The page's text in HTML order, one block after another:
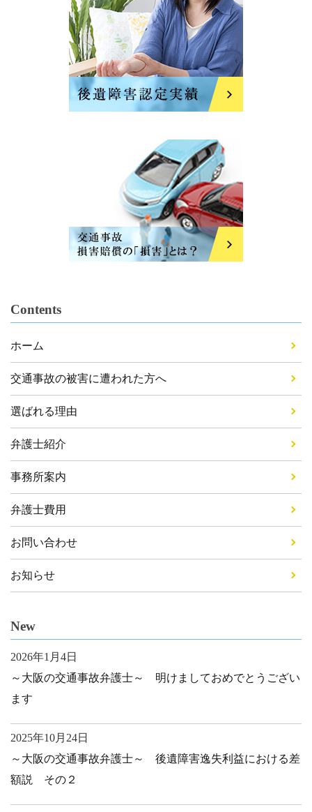
Contents
ホーム
交通事故の被害に遭われた方へ
選ばれる理由
弁護士紹介
事務所案内
弁護士費用
お問い合わせ
お知らせ
New
2026年1月4日
～大阪の交通事故弁護士～ 明けましておめでとうござい
ます
2025年10月24日
～大阪の交通事故弁護士～ 後遺障害逸失利益における差
額説 その２